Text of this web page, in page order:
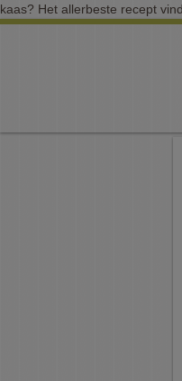
kaas? Het allerbeste recept